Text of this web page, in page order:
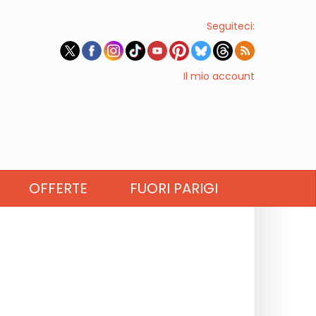
Seguiteci:
Il mio account
OFFERTE FUORI PARIGI